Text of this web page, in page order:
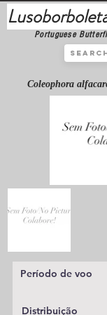
Portuguese
Coleophora
Período de voo
Distribuição